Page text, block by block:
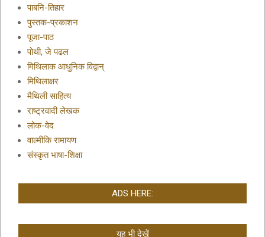
पाबनि-तिहार
पुस्तक-प्रकाशन
पूजा-पाठ
पोथी, जे पढल
मिथिलाक आधुनिक विद्वान्
मिथिलाक्षर
मैथिली साहित्य
राष्ट्रवादी लेखक
लोक-वेद
वाल्मीकि रामायण
संस्कृत भाषा-शिक्षा
ADS HERE:
यह भी देखें